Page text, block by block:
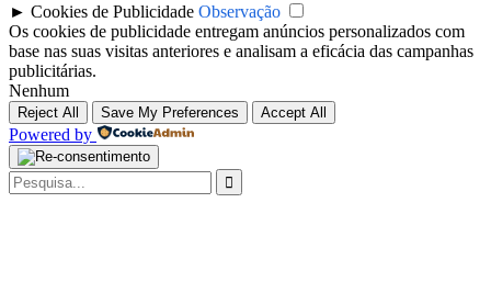
► Cookies de Publicidade Observação
Os cookies de publicidade entregam anúncios personalizados com
base nas suas visitas anteriores e analisam a eficácia das campanhas
publicitárias.
Nenhum
Reject All Save My Preferences Accept All
Powered by